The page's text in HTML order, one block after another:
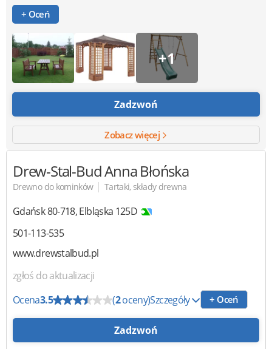
+ Oceń
+1
Zadzwoń
Zobacz więcej
Drew-Stal-BudAnna Błońska
Drewno do kominków | Tartaki, składy drewna
Gdańsk80-718,Elbląska 125D
501-113-535
www.drewstalbud.pl
zgłoś do aktualizacji
Ocena3.5 (2oceny)Szczegóły + Oceń
Zadzwoń